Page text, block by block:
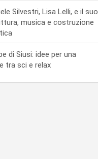
Silvestri, Lisa Lelli, e il suo
musica e costruzione
di Siusi: idee per una
tra sci e relax